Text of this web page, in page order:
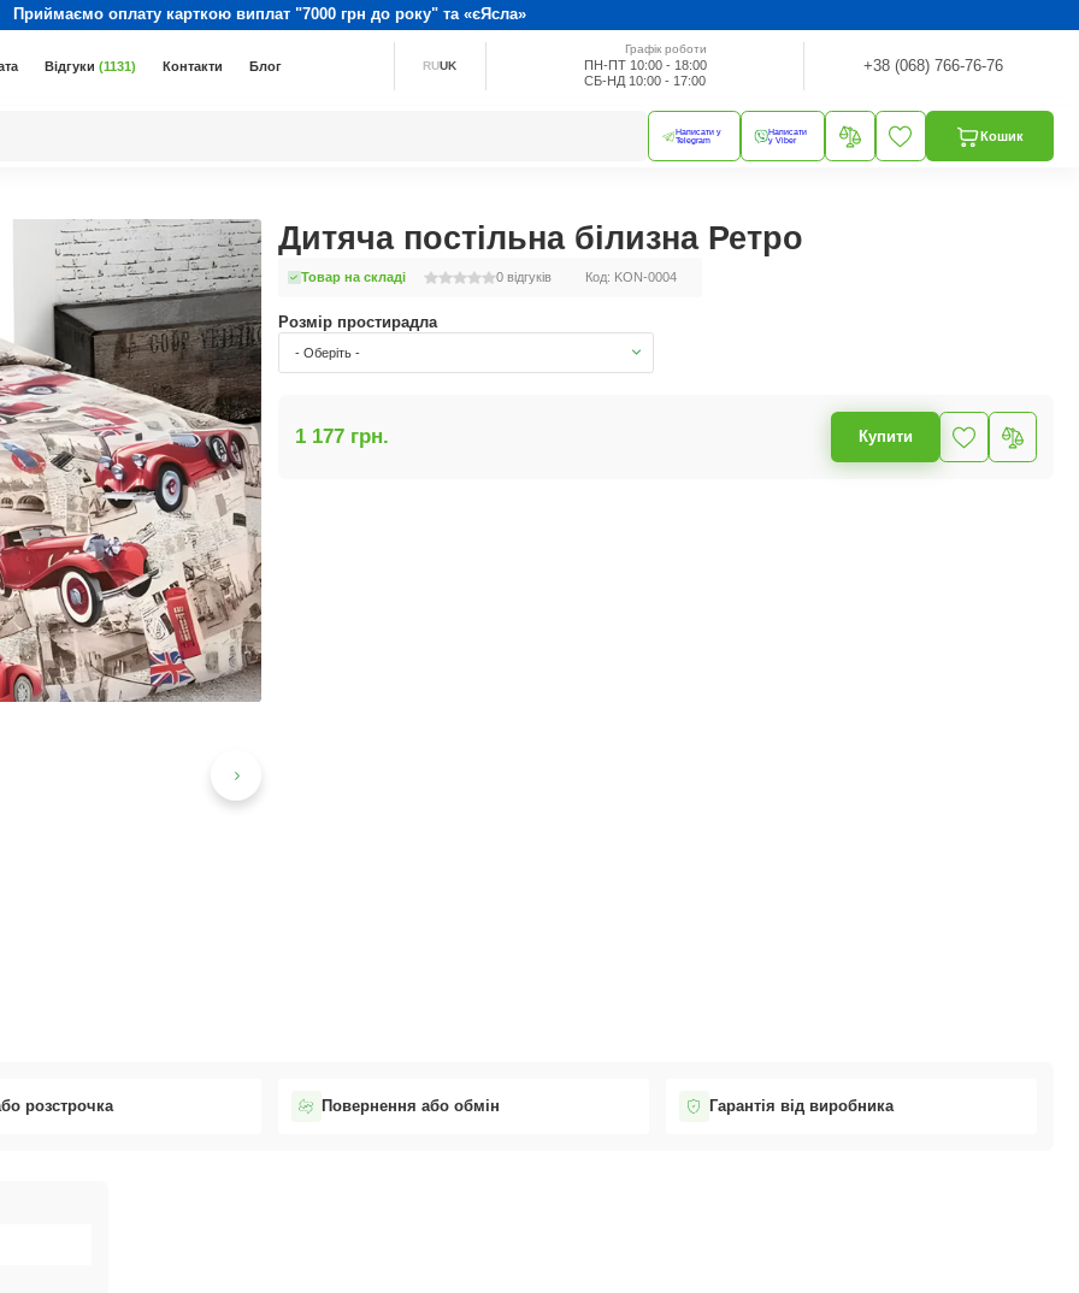
Приймаємо оплату карткою виплат "7000 грн до року" та «єЯсла»
Відгуки(1131) Контакти Блог RUUK
Графік роботи
ПН-ПТ 10:00 - 18:00
СБ-НД 10:00 - 17:00
+38 (068) 766-76-76
Написати у
Telegram
Написати
у Viber
Кошик
Дитяча постільна білизна Ретро
Товар на складі 0 відгуків Код: KON-0004
Розмір простирадла
- Оберіть -
1 177 грн. Купити
розстрочка Повернення або обмін Гарантія від виробника